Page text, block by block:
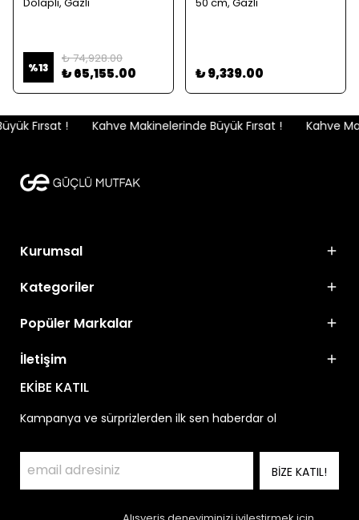
%13
₺ 74,928.00
₺ 65,155.00 ₺ 9,339.00
Fırsat ! Kahve Makinelerinde Büyük Fırsat ! Kahve
Kurumsal
Kategoriler
Popüler Markalar
İletişim
EKİBE KATIL
Kampanya ve sürprizlerden ilk sen haberdar ol
BİZE KATIL!